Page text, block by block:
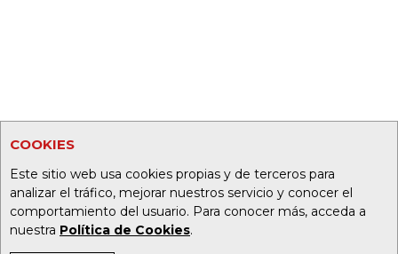
COOKIES
Este sitio web usa cookies propias y de terceros para
analizar el tráfico, mejorar nuestros servicio y conocer el
comportamiento del usuario. Para conocer más, acceda a
nuestra Política de Cookies.